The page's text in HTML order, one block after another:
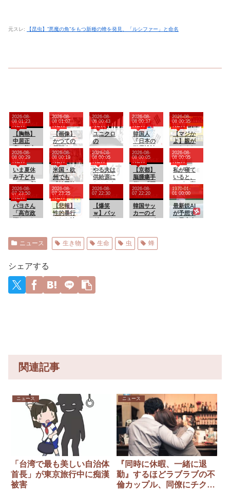
元スレ: 【昆虫】”悪魔の角”をもつ新種の蜂を発見、「ルシファー」と命名
【胸熱】
中居正
広、熊本
に人知れ
ず支援
か 10年
前の震災
では3度現
地入り
「誰にも
知られな
くて良
い」
NEW
2026-08-
08 01:23
【画像】
かつての
天下人
「マック
スむら
い」現在
(イ
マ)wwww
www
NEW
2026-08-
08 01:07
ユニクロ
の
BLEACH
のTシャ
ツ、オサ
レ過ぎる
NEW
2026-08-
08 00:43
韓国人
「日本の
耐震設計
技術が凄
いと言う
けど韓国
の圧勝だ
よね？」
NEW
2026-08-
08 00:37
【マジか
よ】親が
いなくな
り婚活不
可能にな
った無職
おばさん
の悲惨な
末路ww
NEW
2026-08-
08 00:35
いま夏休
み子ども
アニメ劇
場ってや
らなくな
ったの？
NEW
2026-08-
08 00:29
米国・欧
州でも
「韓国旅
行」ブー
ム
NEW
2026-08-
08 00:19
やる夫は
供給源に
なるよう
です も
こっち
編 その
７
NEW
2026-08-
08 00:05
【京都】
脳腫瘍手
術で「正
常な組
織」を誤
って摘
出…自発
呼吸不能
「腫瘍で
ない」結
NEW
2026-08-
08 00:05
私が寝て
いると、
そばで寝
るくせ
に、一緒
に寝よう
と布団に
入れた
NEW
2026-08-
08 00:05
パヨさん
「高市政
権だから
兆円、日
本の国家
10%消え
ました」
NEW
2026-08-
07 23:50
【悲報】
性的暴行
された時
NEW
2026-08-
07 23:25
【爆笑
ｗ】バッ
グひった
バイクを
盗られ
2026-08-
07 22:30
韓国サッ
カーのイ
メージが
2026-08-
07 22:20
最新鋭AI
が予想す
る日本人
1970-01-
01 00:00
ニュース 生き物 生命 虫 蜂
シェアする
関連記事
ニュース
「台湾で最も美しい自治体
首長」が東京旅行中に痴漢
被害
ニュース
『同時に休暇、一緒に退
勤』するほどラブラブの不
倫カップル、同僚にチクら